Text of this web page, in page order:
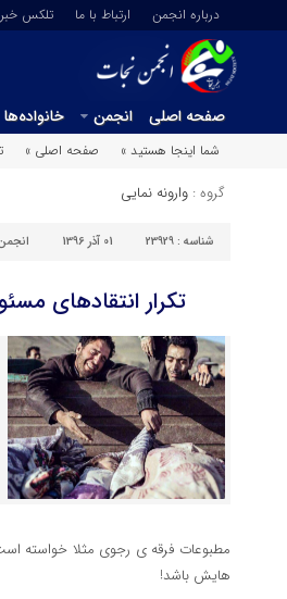
درباره انجمن ارتباط با ما تلکس
صفحه اصلی انجمن خانواده‌ها
شما اینجا هستید »
صفحه اصلی »
گروه : وارونه نمایی
شناسه : 23929 01 آذر 1396
تکرار انتقادهای
مطبوعات فرقه ی رجوی مثلا خواسته
هایش باشد!